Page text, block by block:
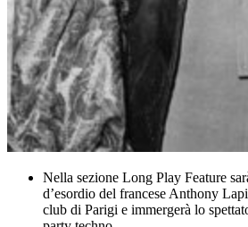
Nella sezione Long Play Feature
d’esordio del francese Anthony
club di Parigi e immergerà lo